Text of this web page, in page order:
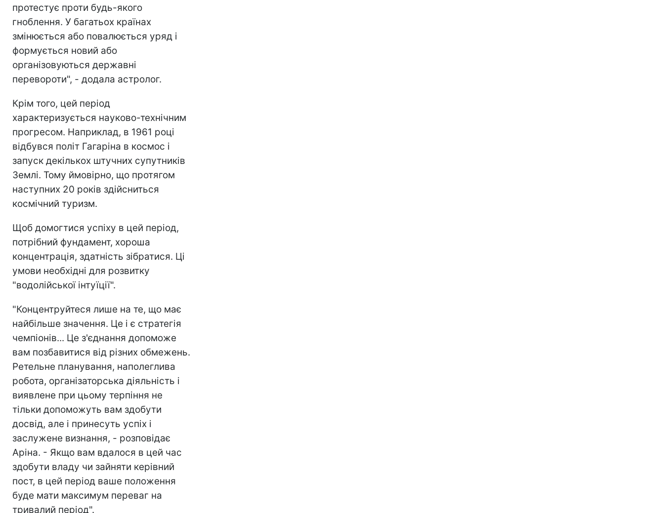
протестує проти будь-якого
гноблення. У багатьох країнах
змінюється або повалюється уряд і
формується новий або
організовуються державні
перевороти", - додала астролог.
Крім того, цей період
характеризується науково-технічним
прогресом. Наприклад, в 1961 році
відбувся політ Гагаріна в космос і
запуск декількох штучних супутників
Землі. Тому ймовірно, що протягом
наступних 20 років здійсниться
космічний туризм.
Щоб домогтися успіху в цей період,
потрібний фундамент, хороша
концентрація, здатність зібратися. Ці
умови необхідні для розвитку
"водолійської інтуїції".
"Концентруйтеся лише на те, що має
найбільше значення. Це і є стратегія
чемпіонів... Це з'єднання допоможе
вам позбавитися від різних обмежень.
Ретельне планування, наполеглива
робота, організаторська діяльність і
виявлене при цьому терпіння не
тільки допоможуть вам здобути
досвід, але і принесуть успіх і
заслужене визнання, - розповідає
Аріна. - Якщо вам вдалося в цей час
здобути владу чи зайняти керівний
пост, в цей період ваше положення
буде мати максимум переваг на
тривалий період".